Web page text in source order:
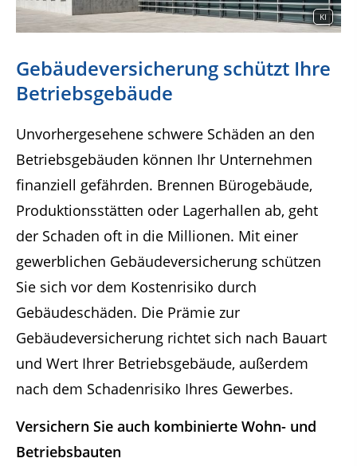
KI
Gebäudeversicherung schützt Ihre
Betriebsgebäude
Unvorhergesehene schwere Schäden an den
Betriebsgebäuden können Ihr Unternehmen
finanziell gefährden. Brennen Bürogebäude,
Produktionsstätten oder Lagerhallen ab, geht
der Schaden oft in die Millionen. Mit einer
gewerblichen Gebäudeversicherung schützen
Sie sich vor dem Kostenrisiko durch
Gebäudeschäden. Die Prämie zur
Gebäudeversicherung richtet sich nach Bauart
und Wert Ihrer Betriebsgebäude, außerdem
nach dem Schadenrisiko Ihres Gewerbes.
Versichern Sie auch kombinierte Wohn- und
Betriebsbauten